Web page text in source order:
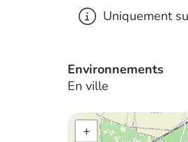
Uniquement
Environnements
En ville
+